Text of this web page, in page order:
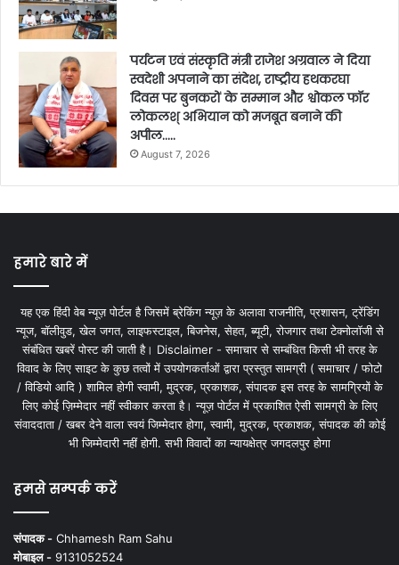
पर्यटन एवं संस्कृति मंत्री राजेश अग्रवाल ने दिया
स्वदेशी अपनाने का संदेश, राष्ट्रीय हथकरघा
दिवस पर बुनकरों के सम्मान और श्वोकल फॉर
लोकलश् अभियान को मजबूत बनाने की
अपील…..
August 7, 2026
हमारे बारे में
यह एक हिंदी वेब न्यूज़ पोर्टल है जिसमें ब्रेकिंग न्यूज़ के अलावा राजनीति, प्रशासन, ट्रेंडिंग
न्यूज, बॉलीवुड, खेल जगत, लाइफस्टाइल, बिजनेस, सेहत, ब्यूटी, रोजगार तथा टेक्नोलॉजी से
संबंधित खबरें पोस्ट की जाती है। Disclaimer - समाचार से सम्बंधित किसी भी तरह के
विवाद के लिए साइट के कुछ तत्वों में उपयोगकर्ताओं द्वारा प्रस्तुत सामग्री ( समाचार / फोटो
/ विडियो आदि ) शामिल होगी स्वामी, मुद्रक, प्रकाशक, संपादक इस तरह के सामग्रियों के
लिए कोई ज़िम्मेदार नहीं स्वीकार करता है। न्यूज़ पोर्टल में प्रकाशित ऐसी सामग्री के लिए
संवाददाता / खबर देने वाला स्वयं जिम्मेदार होगा, स्वामी, मुद्रक, प्रकाशक, संपादक की कोई
भी जिम्मेदारी नहीं होगी. सभी विवादों का न्यायक्षेत्र जगदलपुर होगा
हमसे सम्पर्क करें
संपादक - Chhamesh Ram Sahu
मोबाइल - 9131052524